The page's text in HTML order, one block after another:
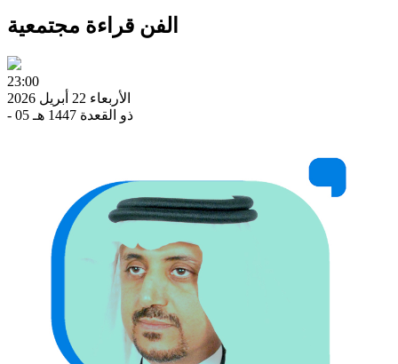
الفن قراءة مجتمعية
23:00
الأربعاء 22 أبريل 2026
- 05 ذو القعدة 1447 هـ